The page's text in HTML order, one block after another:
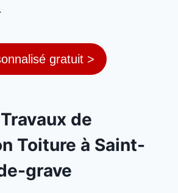
.
gratuit >
de
Toiture à Saint-
grave